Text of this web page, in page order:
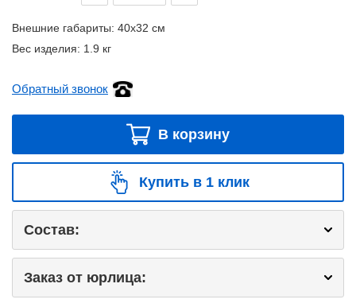
Внешние габариты: 40x32 см
Вес изделия: 1.9 кг
Обратный звонок
В корзину
Купить в 1 клик
Состав:
Заказ от юрлица: